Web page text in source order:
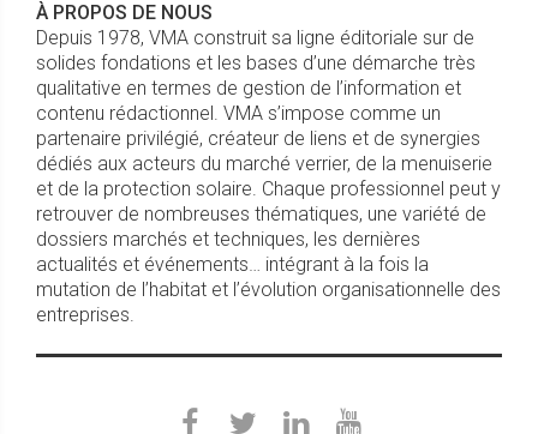
À PROPOS DE NOUS
Depuis 1978, VMA construit sa ligne éditoriale sur de
solides fondations et les bases d’une démarche très
qualitative en termes de gestion de l’information et
contenu rédactionnel. VMA s’impose comme un
partenaire privilégié, créateur de liens et de synergies
dédiés aux acteurs du marché verrier, de la menuiserie
et de la protection solaire. Chaque professionnel peut y
retrouver de nombreuses thématiques, une variété de
dossiers marchés et techniques, les dernières
actualités et événements… intégrant à la fois la
mutation de l’habitat et l’évolution organisationnelle des
entreprises.